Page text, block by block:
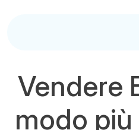
Vendere
modo